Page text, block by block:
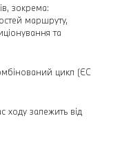
зокрема:
маршруту,
та
цикл (ЄC
ходу залежить від